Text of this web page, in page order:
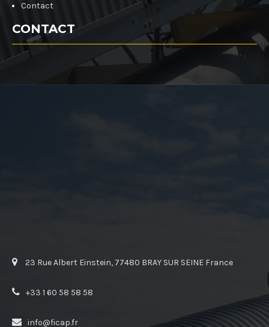
Contact
CONTACT
23 Rue Albert Einstein, 77480 BRAY SUR SEINE France
+33 1 60 58 58 58
info@ficap.fr